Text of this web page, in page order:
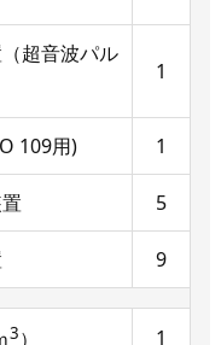
超音波パル
1
109用) 1
5
9
3） 1